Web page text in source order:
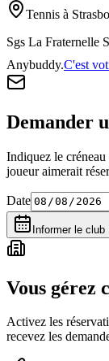
Tennis à
Sgs La Fraternelle
Anybuddy.C'est
Demander
Indiquez le
joueur aimerait
Date
Informer le club
Vous gérez
Activez les
recevez les